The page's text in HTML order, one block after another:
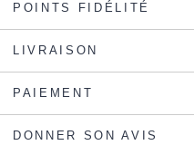
POINTS FIDÉLITÉ
LIVRAISON
PAIEMENT
DONNER SON AVIS